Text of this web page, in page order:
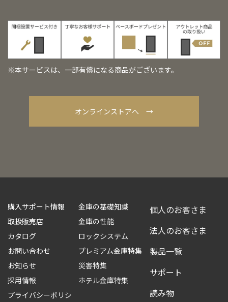
※本サービスは、一部有償になる商品がございます。
オンラインストアへ →
購入サポート情報
取扱販売店
カタログ
お問い合わせ
お知らせ
採用情報
プライバシーポリシ
金庫の基礎知識
金庫の性能
ロックシステム
プレミアム金庫特集
災害特集
ホテル金庫特集
個人のお客さま
法人のお客さま
製品一覧
サポート
読み物